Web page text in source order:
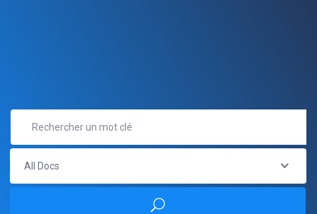
All Docs